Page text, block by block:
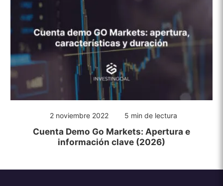
2 noviembre 2022 5 min de lectura
Cuenta Demo Go Markets: Apertura e
información clave (2026)